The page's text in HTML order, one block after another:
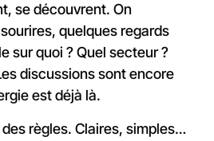
se découvrent. On
quelques regards
sur quoi ? Quel secteur ?
discussions sont encore
est déjà là.
règles. Claires, simples…